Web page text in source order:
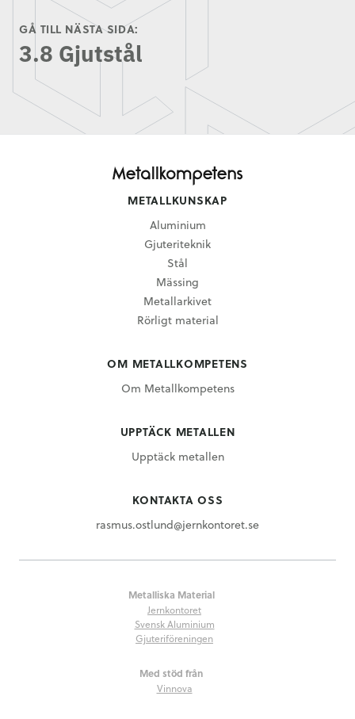
GÅ TILL NÄSTA SIDA:
3.8 Gjutstål
METALLKUNSKAP
Aluminium
Gjuteriteknik
Stål
Mässing
Metallarkivet
Rörligt material
OM METALLKOMPETENS
Om Metallkompetens
UPPTÄCK METALLEN
Upptäck metallen
KONTAKTA OSS
rasmus.ostlund@jernkontoret.se
Metalliska Material
Jernkontoret
Svensk Aluminium
Gjuteriföreningen
Med stöd från
Vinnova